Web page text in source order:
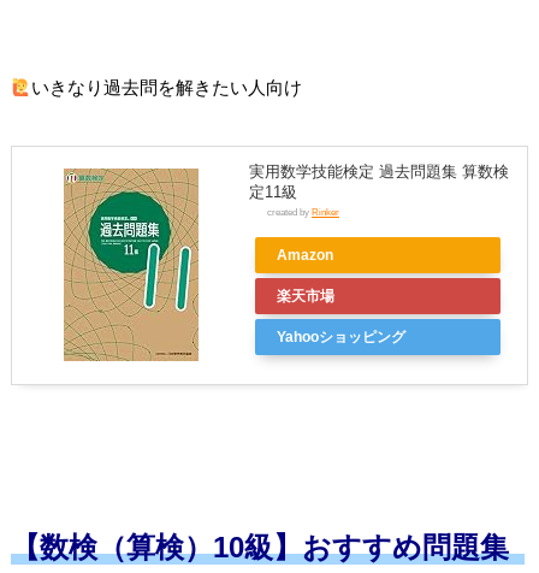
いきなり過去問を解きたい人向け
実用数学技能検定 過去問題集 算数検
定11級
created by Rinker
Amazon
楽天市場
Yahooショッピング
【数検（算検）10級】おすすめ問題集